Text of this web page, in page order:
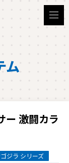
ム
ー 激闘カラ
ゴジラ シリーズ